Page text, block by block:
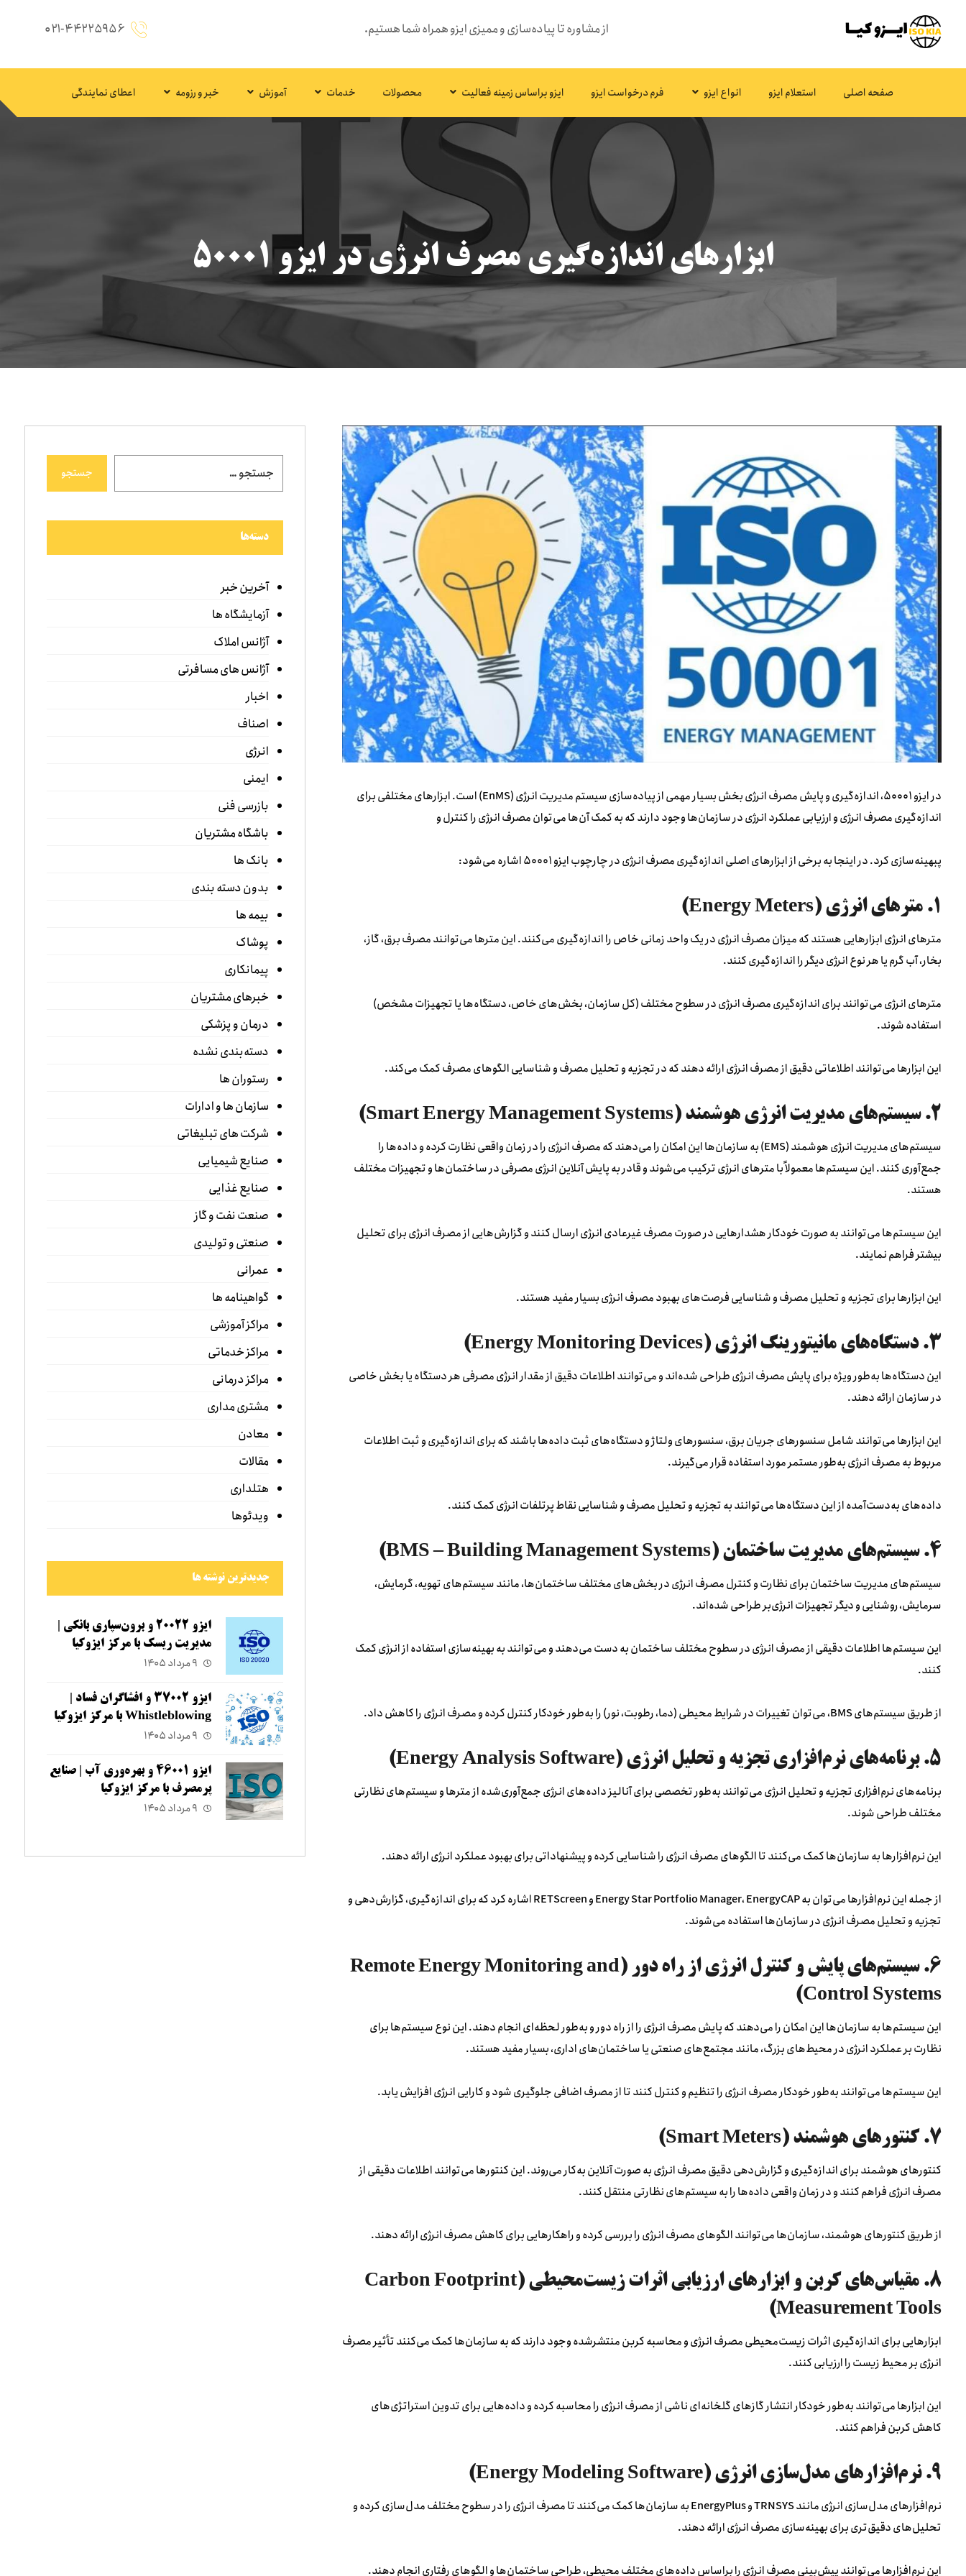
از مشاوره تا پیاده‌سازی و ممیزی ایزو همراه شما هستیم. ۰۲۱-۴۴۲۲۵۹۵۶
صفحه اصلی استعلام ایزو انواع ایزو فرم درخواست ایزو ایزو براساس زمینه فعالیت محصولات خدمات آموزش خبر و رزومه اعطای نمایندگی
ابزارهای اندازه‌گیری مصرف انرژی در ایزو ۵۰۰۰۱
در ایزو ۵۰۰۰۱، اندازه‌گیری و پایش مصرف انرژی بخش بسیار مهمی از پیاده‌سازی سیستم مدیریت انرژی (EnMS) است. ابزارهای مختلفی برای
اندازه‌گیری مصرف انرژی و ارزیابی عملکرد انرژی در سازمان‌ها وجود دارند که به کمک آن‌ها می‌توان مصرف انرژی را کنترل و
پبهینه‌سازی کرد. در اینجا به برخی از ابزارهای اصلی اندازه‌گیری مصرف انرژی در چارچوب ایزو ۵۰۰۰۱ اشاره می‌شود:
۱. مترهای انرژی (Energy Meters)
مترهای انرژی ابزارهایی هستند که میزان مصرف انرژی در یک واحد زمانی خاص را اندازه‌گیری می‌کنند. این مترها می‌توانند مصرف برق، گاز،
بخار، آب گرم یا هر نوع انرژی دیگر را اندازه‌گیری کنند.
مترهای انرژی می‌توانند برای اندازه‌گیری مصرف انرژی در سطوح مختلف (کل سازمان، بخش‌های خاص، دستگاه‌ها یا تجهیزات مشخص)
استفاده شوند.
این ابزارها می‌توانند اطلاعاتی دقیق از مصرف انرژی ارائه دهند که در تجزیه و تحلیل مصرف و شناسایی الگوهای مصرف کمک می‌کند.
۲. سیستم‌های مدیریت انرژی هوشمند (Smart Energy Management Systems)
سیستم‌های مدیریت انرژی هوشمند (EMS) به سازمان‌ها این امکان را می‌دهند که مصرف انرژی را در زمان واقعی نظارت کرده و داده‌ها را
جمع‌آوری کنند. این سیستم‌ها معمولاً با مترهای انرژی ترکیب می‌شوند و قادر به پایش آنلاین انرژی مصرفی در ساختمان‌ها و تجهیزات مختلف
هستند.
این سیستم‌ها می‌توانند به صورت خودکار هشدارهایی در صورت مصرف غیرعادی انرژی ارسال کنند و گزارش‌هایی از مصرف انرژی برای تحلیل
بیشتر فراهم نمایند.
این ابزارها برای تجزیه و تحلیل مصرف و شناسایی فرصت‌های بهبود مصرف انرژی بسیار مفید هستند.
۳. دستگاه‌های مانیتورینگ انرژی (Energy Monitoring Devices)
این دستگاه‌ها به‌طور ویژه برای پایش مصرف انرژی طراحی شده‌اند و می‌توانند اطلاعات دقیق از مقدار انرژی مصرفی هر دستگاه یا بخش خاصی
در سازمان ارائه دهند.
این ابزارها می‌توانند شامل سنسورهای جریان برق، سنسورهای ولتاژ و دستگاه‌های ثبت داده‌ها باشند که برای اندازه‌گیری و ثبت اطلاعات
مربوط به مصرف انرژی به‌طور مستمر مورد استفاده قرار می‌گیرند.
داده‌های به‌دست‌آمده از این دستگاه‌ها می‌توانند به تجزیه و تحلیل مصرف و شناسایی نقاط پرتلفات انرژی کمک کنند.
۴. سیستم‌های مدیریت ساختمان (BMS – Building Management Systems)
سیستم‌های مدیریت ساختمان برای نظارت و کنترل مصرف انرژی در بخش‌های مختلف ساختمان‌ها، مانند سیستم‌های تهویه، گرمایش،
سرمایش، روشنایی و دیگر تجهیزات انرژی‌بر طراحی شده‌اند.
این سیستم‌ها اطلاعات دقیقی از مصرف انرژی در سطوح مختلف ساختمان به دست می‌دهند و می‌توانند به بهینه‌سازی استفاده از انرژی کمک
کنند.
از طریق سیستم‌های BMS، می‌توان تغییرات در شرایط محیطی (دما، رطوبت، نور) را به‌طور خودکار کنترل کرده و مصرف انرژی را کاهش داد.
۵. برنامه‌های نرم‌افزاری تجزیه و تحلیل انرژی (Energy Analysis Software)
برنامه‌های نرم‌افزاری تجزیه و تحلیل انرژی می‌توانند به‌طور تخصصی برای آنالیز داده‌های انرژی جمع‌آوری‌شده از مترها و سیستم‌های نظارتی
مختلف طراحی شوند.
این نرم‌افزارها به سازمان‌ها کمک می‌کنند تا الگوهای مصرف انرژی را شناسایی کرده و پیشنهاداتی برای بهبود عملکرد انرژی ارائه دهند.
از جمله این نرم‌افزارها می‌توان به Energy Star Portfolio Manager، EnergyCAP و RETScreen اشاره کرد که برای اندازه‌گیری، گزارش‌دهی و
تجزیه و تحلیل مصرف انرژی در سازمان‌ها استفاده می‌شوند.
۶. سیستم‌های پایش و کنترل انرژی از راه دور (Remote Energy Monitoring and
Control Systems)
این سیستم‌ها به سازمان‌ها این امکان را می‌دهند که پایش مصرف انرژی را از راه دور و به‌طور لحظه‌ای انجام دهند. این نوع سیستم‌ها برای
نظارت بر عملکرد انرژی در محیط‌های بزرگ، مانند مجتمع‌های صنعتی یا ساختمان‌های اداری، بسیار مفید هستند.
این سیستم‌ها می‌توانند به‌طور خودکار مصرف انرژی را تنظیم و کنترل کنند تا از مصرف اضافی جلوگیری شود و کارایی انرژی افزایش یابد.
۷. کنتورهای هوشمند (Smart Meters)
کنتورهای هوشمند برای اندازه‌گیری و گزارش‌دهی دقیق مصرف انرژی به صورت آنلاین به‌کار می‌روند. این کنتورها می‌توانند اطلاعات دقیقی از
مصرف انرژی فراهم کنند و در زمان واقعی داده‌ها را به سیستم‌های نظارتی منتقل کنند.
از طریق کنتورهای هوشمند، سازمان‌ها می‌توانند الگوهای مصرف انرژی را بررسی کرده و راهکارهایی برای کاهش مصرف انرژی ارائه دهند.
۸. مقیاس‌های کربن و ابزارهای ارزیابی اثرات زیست‌محیطی (Carbon Footprint
Measurement Tools)
ابزارهایی برای اندازه‌گیری اثرات زیست‌محیطی مصرف انرژی و محاسبه کربن منتشرشده وجود دارند که به سازمان‌ها کمک می‌کنند تأثیر مصرف
انرژی بر محیط زیست را ارزیابی کنند.
این ابزارها می‌توانند به‌طور خودکار انتشار گازهای گلخانه‌ای ناشی از مصرف انرژی را محاسبه کرده و داده‌هایی برای تدوین استراتژی‌های
کاهش کربن فراهم کنند.
۹. نرم‌افزارهای مدل‌سازی انرژی (Energy Modeling Software)
نرم‌افزارهای مدل‌سازی انرژی مانند TRNSYS و EnergyPlus به سازمان‌ها کمک می‌کنند تا مصرف انرژی را در سطوح مختلف مدل‌سازی کرده و
تحلیل‌های دقیق‌تری برای بهینه‌سازی مصرف انرژی ارائه دهند.
این نرم‌افزارها می‌توانند پیش‌بینی مصرف انرژی را براساس داده‌های مختلف محیطی، طراحی ساختمان‌ها و الگوهای رفتاری انجام دهند.
جستجو
دسته‌ها
آخرین خبر
آزمایشگاه ها
آژانس املاک
آژانس های مسافرتی
اخبار
اصناف
انرژی
ایمنی
بازرسی فنی
باشگاه مشتریان
بانک ها
بدون دسته بندی
بیمه ها
پوشاک
پیمانکاری
خبرهای مشتریان
درمان و پزشکی
دسته‌بندی نشده
رستوران ها
سازمان ها و ادارات
شرکت های تبلیغاتی
صنایع شیمیایی
صنایع غذایی
صنعت نفت و گاز
صنعتی و تولیدی
عمرانی
گواهینامه ها
مراکز آموزشی
مراکز خدماتی
مراکز درمانی
مشتری مداری
معادن
مقالات
هتلداری
ویدئوها
جدیدترین نوشته ها
ایزو ۲۰۰۲۲ و برون‌سپاری بانکی |
مدیریت ریسک با مرکز ایزوکیا
۹ مرداد ۱۴۰۵
ایزو ۳۷۰۰۲ و افشاگران فساد |
Whistleblowing با مرکز ایزوکیا
۹ مرداد ۱۴۰۵
ایزو ۴۶۰۰۱ و بهره‌وری آب | صنایع
پرمصرف با مرکز ایزوکیا
۹ مرداد ۱۴۰۵